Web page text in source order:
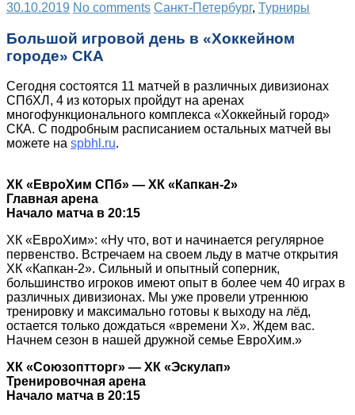
30.10.2019 No comments Санкт-Петербург, Турниры
Большой игровой день в «Хоккейном
городе» СКА
Сегодня состоятся 11 матчей в различных дивизионах
СПбХЛ, 4 из которых пройдут на аренах
многофункционального комплекса «Хоккейный город»
СКА. С подробным расписанием остальных матчей вы
можете на spbhl.ru.
ХК «ЕвроХим СПб» — ХК «Капкан-2»
Главная арена
Начало матча в 20:15
ХК «ЕвроХим»: «Ну что, вот и начинается регулярное
первенство. Встречаем на своем льду в матче открытия
ХК «Капкан-2». Сильный и опытный соперник,
большинство игроков имеют опыт в более чем 40 играх в
различных дивизионах. Мы уже провели утреннюю
тренировку и максимально готовы к выходу на лёд,
остается только дождаться «времени Х». Ждем вас.
Начнем сезон в нашей дружной семье ЕвроХим.»
ХК «Союзоптторг» — ХК «Эскулап»
Тренировочная арена
Начало матча в 20:15